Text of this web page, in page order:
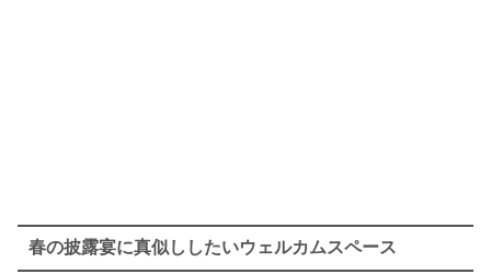
春の披露宴に真似ししたいウェルカムスペース